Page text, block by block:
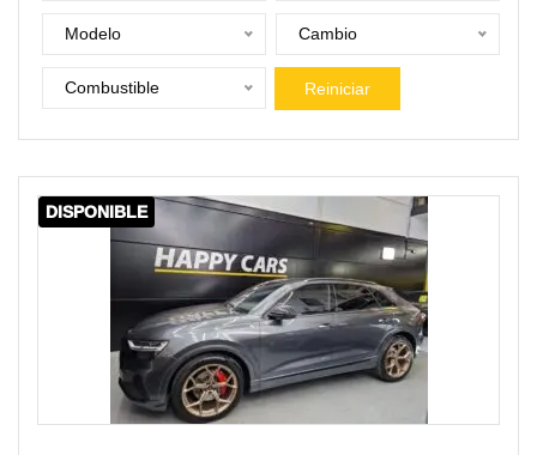
Modelo Cambio
Combustible Reiniciar
DISPONIBLE